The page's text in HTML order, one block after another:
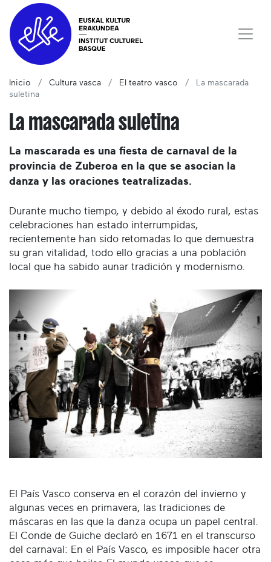
Inicio Cultura vasca El teatro vasco
La mascarada
suletina
La mascarada suletina
La mascarada es una fiesta de carnaval de la
provincia de Zuberoa en la que se asocian la
danza y las oraciones teatralizadas.
Durante mucho tiempo, y debido al éxodo rural, estas
celebraciones han estado interrumpidas,
recientemente han sido retomadas lo que demuestra
su gran vitalidad, todo ello gracias a una población
local que ha sabido aunar tradición y modernismo.
El País Vasco conserva en el corazón del invierno y
algunas veces en primavera, las tradiciones de
máscaras en las que la danza ocupa un papel central.
El Conde de Guiche declaró en 1671 en el transcurso
del carnaval: En el País Vasco, es imposible hacer otra